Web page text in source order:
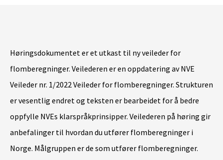
Høringsdokumentet er et utkast til ny veileder for
flomberegninger. Veilederen er en oppdatering av NVE
Veileder nr. 1/2022 Veileder for flomberegninger. Strukturen
er vesentlig endret og teksten er bearbeidet for å bedre
oppfylle NVEs klarspråkprinsipper. Veilederen på høring gir
anbefalinger til hvordan du utfører flomberegninger i
Norge. Målgruppen er de som utfører flomberegninger.